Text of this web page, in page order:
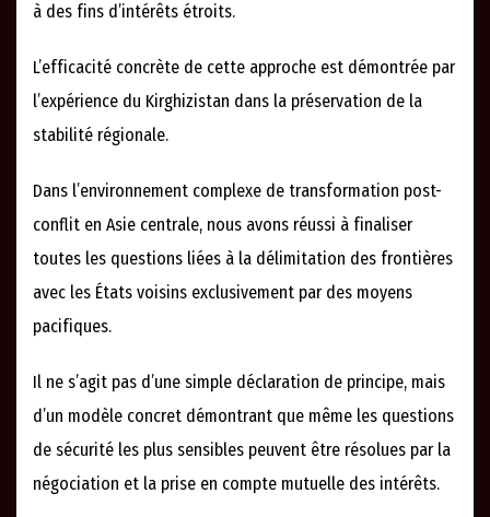
à des fins d’intérêts étroits.
L’efficacité concrète de cette approche est démontrée par
l’expérience du Kirghizistan dans la préservation de la
stabilité régionale.
Dans l’environnement complexe de transformation post-
conflit en Asie centrale, nous avons réussi à finaliser
toutes les questions liées à la délimitation des frontières
avec les États voisins exclusivement par des moyens
pacifiques.
Il ne s’agit pas d’une simple déclaration de principe, mais
d’un modèle concret démontrant que même les questions
de sécurité les plus sensibles peuvent être résolues par la
négociation et la prise en compte mutuelle des intérêts.